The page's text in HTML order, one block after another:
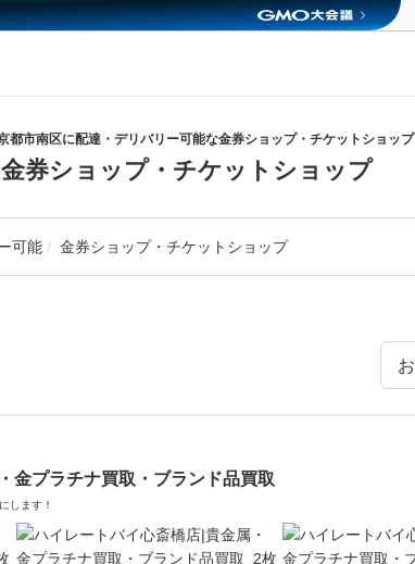
都市南区に配達・デリバリー可能な金券ショップ・チケットショップ
券ショップ・チケットショップ
可能 金券ショップ・チケットショップ
金プラチナ買取・ブランド品買取
します！